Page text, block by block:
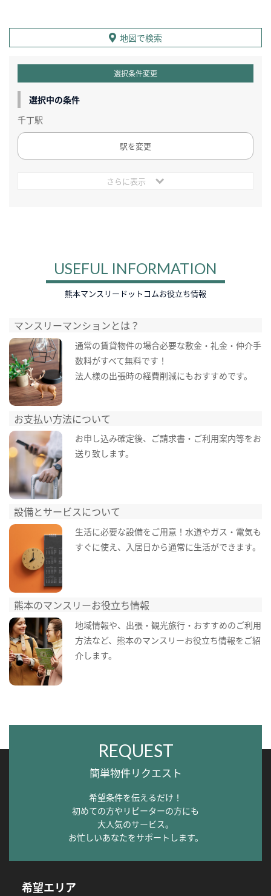
地図で検索
選択条件変更
選択中の条件
千丁駅
駅を変更
さらに表示
USEFUL INFORMATION
熊本マンスリードットコムお役立ち情報
マンスリーマンションとは？
通常の賃貸物件の場合必要な敷金・礼金・仲介手
数料がすべて無料です！
法人様の出張時の経費削減にもおすすめです。
お支払い方法について
お申し込み確定後、ご請求書・ご利用案内等をお
送り致します。
設備とサービスについて
生活に必要な設備をご用意！水道やガス・電気も
すぐに使え、入居日から通常に生活ができます。
熊本のマンスリーお役立ち情報
地域情報や、出張・観光旅行・おすすめのご利用
方法など、熊本のマンスリーお役立ち情報をご紹
介します。
REQUEST
簡単物件リクエスト
希望条件を伝えるだけ！
初めての方やリピーターの方にも
大人気のサービス。
お忙しいあなたをサポートします。
希望エリア